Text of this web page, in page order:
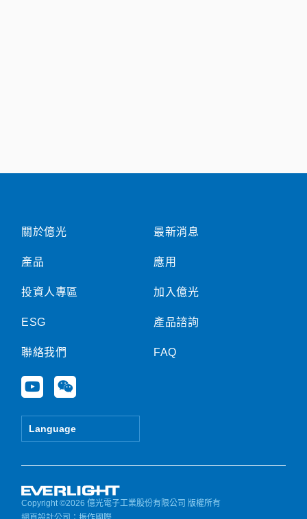
關於億光
產品
投資人專區
ESG
聯絡我們
Y
o
u
e
W
e
i
Language
最新消息
應用
加入億光
產品諮詢
FAQ
Copyright ©2026 億光電子工業股份有限公司 版權所有